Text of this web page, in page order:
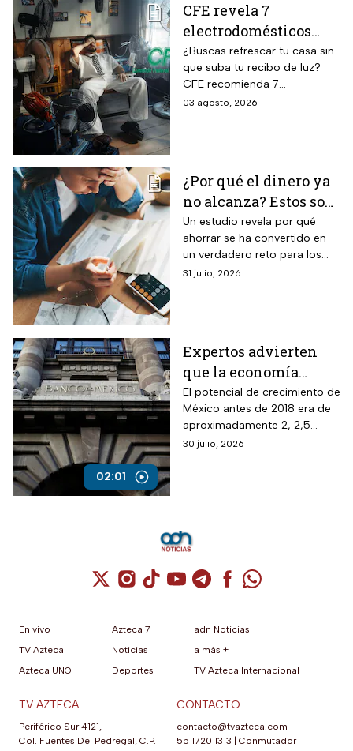
CFE revela 7
electrodomésticos
para combatir el calor
sin que se dispare tu
recibo de luz
¿Buscas refrescar tu casa sin
que suba tu recibo de luz?
CFE recomienda 7
electrodomésticos eficientes
03 agosto, 2026
¿Por qué el dinero ya
no alcanza? Estos son
los gastos que más
impactan a los
mexicanos
Un estudio revela por qué
ahorrar se ha convertido en
un verdadero reto para los
mexicanos.
31 julio, 2026
02:01
Expertos advierten
que la economía
mexicana esta al
borde del colapso
El potencial de crecimiento de
México antes de 2018 era de
aproximadamente 2, 2,5
puntos del PIB y ahora por la
30 julio, 2026
Cuenta de X / Twitter (se abre en una
Cuenta de Instagram (se abre en una
Cuenta de TikTok (se abre en
Cuenta de YouTube (se abre
Cuenta de Telegram (se
Cuenta de
Cuenta de
En vivo
TV Azteca
Azteca UNO
Azteca 7
Noticias
Deportes
adn Noticias
a más +
TV Azteca Internacional
TV AZTECA
Periférico Sur 4121,
Col. Fuentes Del Pedregal, C.P.
CONTACTO
contacto@tvazteca.com
55 1720 1313
Conmutador